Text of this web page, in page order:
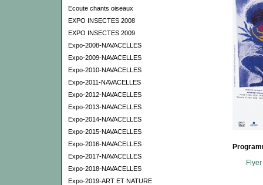
Ecoute chants oiseaux
EXPO INSECTES 2008
EXPO INSECTES 2009
Expo-2008-NAVACELLES
Expo-2009-NAVACELLES
Expo-2010-NAVACELLES
Expo-2011-NAVACELLES
Expo-2012-NAVACELLES
Expo-2013-NAVACELLES
Expo-2014-NAVACELLES
Expo-2015-NAVACELLES
Expo-2016-NAVACELLES
Expo-2017-NAVACELLES
Expo-2018-NAVACELLES
Expo-2019-ART ET NATURE